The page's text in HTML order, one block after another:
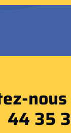
nous
44 35